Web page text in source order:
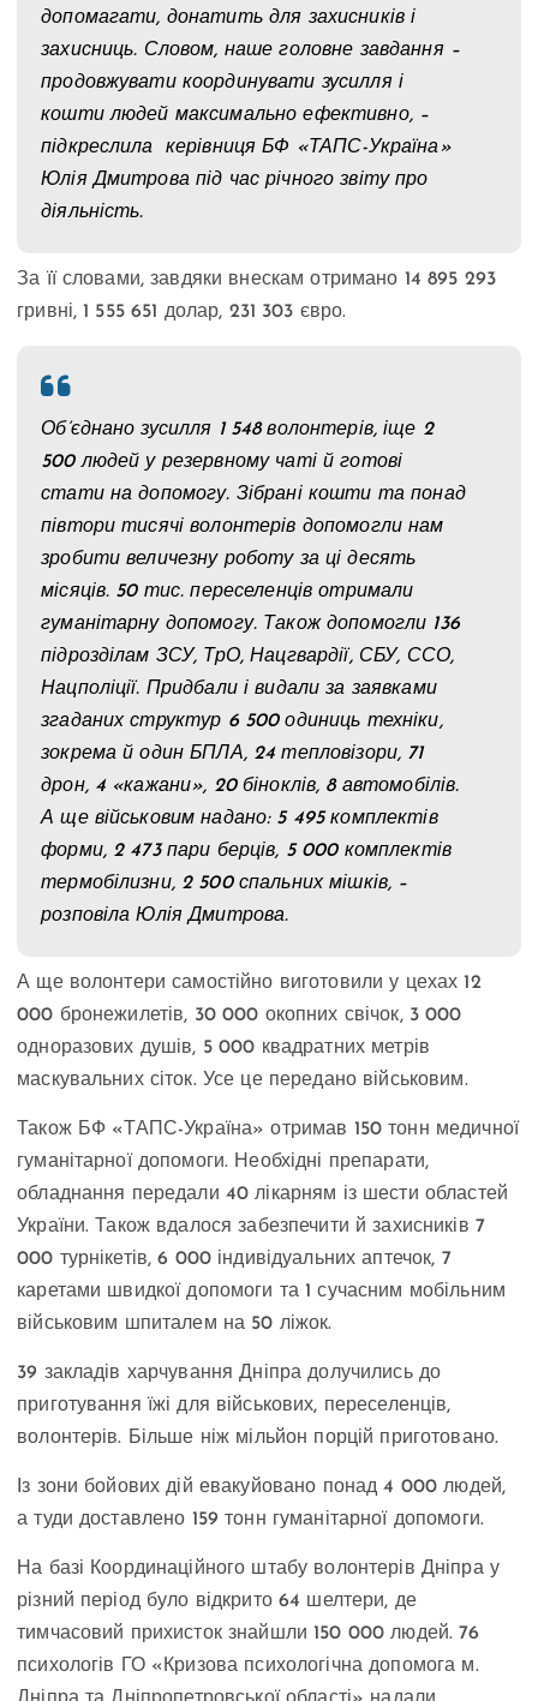
допомагати, донатить для захисників і
захисниць. Словом, наше головне завдання –
продовжувати координувати зусилля і
кошти людей максимально ефективно, –
підкреслила керівниця БФ «ТАПС-Україна»
Юлія Дмитрова під час річного звіту про
діяльність.
За її словами, завдяки внескам отримано 14 895 293
гривні, 1 555 651 долар, 231 303 євро.
Об’єднано зусилля 1 548 волонтерів, іще 2
500 людей у резервному чаті й готові
стати на допомогу. Зібрані кошти та понад
півтори тисячі волонтерів допомогли нам
зробити величезну роботу за ці десять
місяців. 50 тис. переселенців отримали
гуманітарну допомогу. Також допомогли 136
підрозділам ЗСУ, ТрО, Нацгвардії, СБУ, ССО,
Нацполіції. Придбали і видали за заявками
згаданих структур 6 500 одиниць техніки,
зокрема й один БПЛА, 24 тепловізори, 71
дрон, 4 «кажани», 20 біноклів, 8 автомобілів.
А ще військовим надано: 5 495 комплектів
форми, 2 473 пари берців, 5 000 комплектів
термобілизни, 2 500 спальних мішків, –
розповіла Юлія Дмитрова.
А ще волонтери самостійно виготовили у цехах 12
000 бронежилетів, 30 000 окопних свічок, 3 000
одноразових душів, 5 000 квадратних метрів
маскувальних сіток. Усе це передано військовим.
Також БФ «ТАПС-Україна» отримав 150 тонн медичної
гуманітарної допомоги. Необхідні препарати,
обладнання передали 40 лікарням із шести областей
України. Також вдалося забезпечити й захисників 7
000 турнікетів, 6 000 індивідуальних аптечок, 7
каретами швидкої допомоги та 1 сучасним мобільним
військовим шпиталем на 50 ліжок.
39 закладів харчування Дніпра долучились до
приготування їжі для військових, переселенців,
волонтерів. Більше ніж мільйон порцій приготовано.
Із зони бойових дій евакуйовано понад 4 000 людей,
а туди доставлено 159 тонн гуманітарної допомоги.
На базі Координаційного штабу волонтерів Дніпра у
різний період було відкрито 64 шелтери, де
тимчасовий прихисток знайшли 150 000 людей. 76
психологів ГО «Кризова психологічна допомога м.